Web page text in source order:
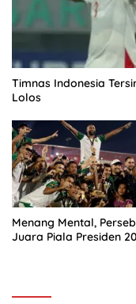
Timnas Indonesia
Lolos
Menang Mental,
Juara Piala Presiden